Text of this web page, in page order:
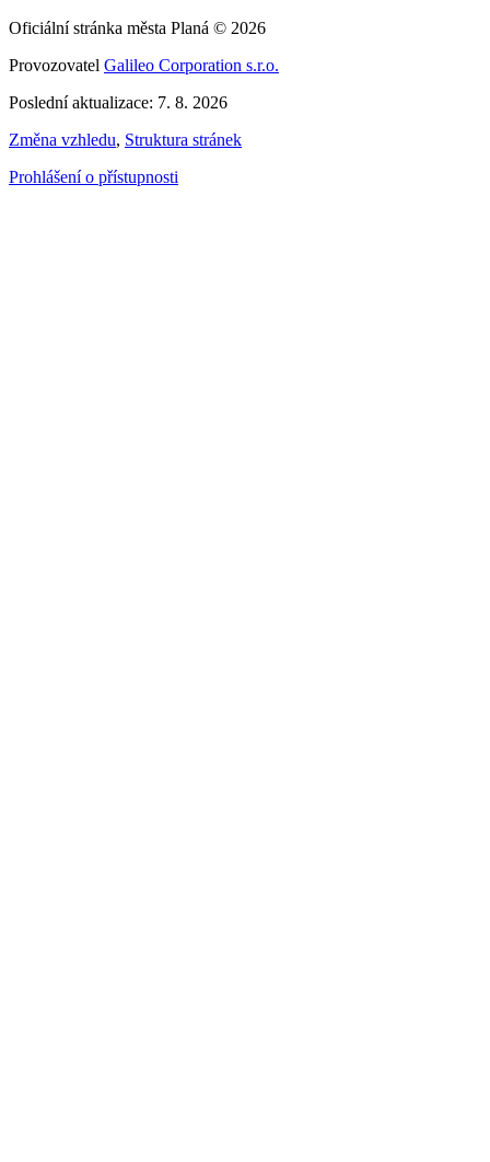
Oficiální stránka města Planá © 2026
Provozovatel Galileo Corporation s.r.o.
Poslední aktualizace: 7. 8. 2026
Změna vzhledu, Struktura stránek
Prohlášení o přístupnosti